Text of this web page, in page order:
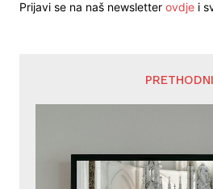
Prijavi se na naš newsletter ovdje i